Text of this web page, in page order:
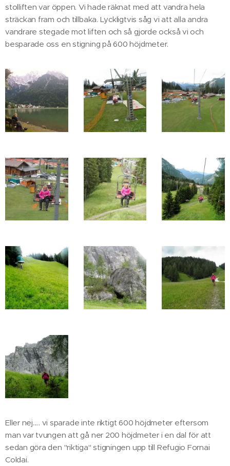
stolliften var öppen. Vi hade räknat med att vandra hela
sträckan fram och tillbaka. Lyckligtvis såg vi att alla andra
vandrare stegade mot liften och så gjorde också vi och
besparade oss en stigning på 600 höjdmeter.
Eller nej..... vi sparade inte riktigt 600 höjdmeter eftersom
man var tvungen att gå ner 200 höjdmeter i en dal för att
sedan göra den "riktiga" stigningen upp till Refugio Fornai
Coldai.